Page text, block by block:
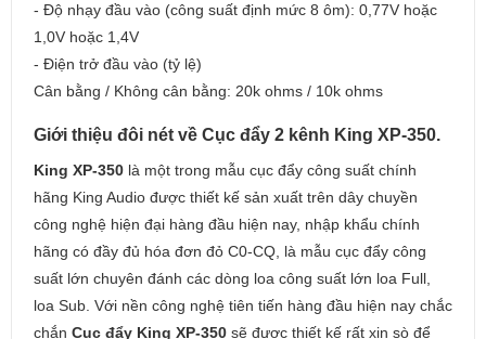
- Độ nhạy đầu vào (công suất định mức 8 ôm): 0,77V hoặc
1,0V hoặc 1,4V
- Điện trở đầu vào (tỷ lệ)
Cân bằng / Không cân bằng: 20k ohms / 10k ohms
Giới thiệu đôi nét về Cục đẩy 2 kênh King XP-350.
King XP-350 là một trong mẫu cục đẩy công suất chính
hãng King Audio được thiết kế sản xuất trên dây chuyền
công nghệ hiện đại hàng đầu hiện nay, nhập khẩu chính
hãng có đầy đủ hóa đơn đỏ C0-CQ, là mẫu cục đẩy công
suất lớn chuyên đánh các dòng loa công suất lớn loa Full,
loa Sub. Với nền công nghệ tiên tiến hàng đầu hiện nay chắc
chắn Cục đẩy King XP-350 sẽ được thiết kế rất xịn sò để